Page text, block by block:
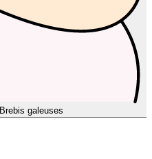
Brebis galeuses